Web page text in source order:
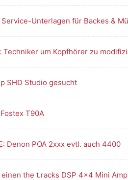
Service-Unterlagen für Backes &
Techniker um Kopfhörer zu
SHD Studio gesucht
T90A
Denon POA 2xxx evtl. auch 4400
einen the t.racks DSP 4x4 Mini Amp